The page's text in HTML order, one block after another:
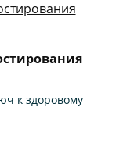
к здоровому